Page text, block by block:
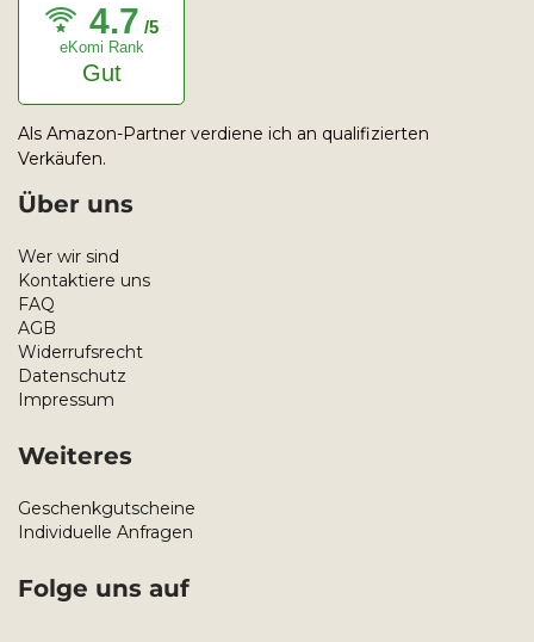
4.7 /5
eKomi Rank
Gut
Als Amazon-Partner verdiene ich an qualifizierten
Verkäufen.
Über uns
Wer wir sind
Kontaktiere uns
FAQ
AGB
Widerrufsrecht
Datenschutz
Impressum
Weiteres
Geschenkgutscheine
Individuelle Anfragen
Folge uns auf